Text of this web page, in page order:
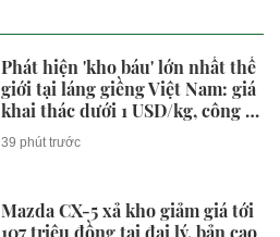
Phát hiện 'kho báu' lớn nhất thế
giới tại láng giềng Việt Nam: giá
khai thác dưới 1 USD/kg, công ty
được Bill Gates, Amazon hậu
thuẫn lập tức quan tâm
39 phút trước
Mazda CX-5 xả kho giảm giá tới
107 triệu đồng tại đại lý, bản cao